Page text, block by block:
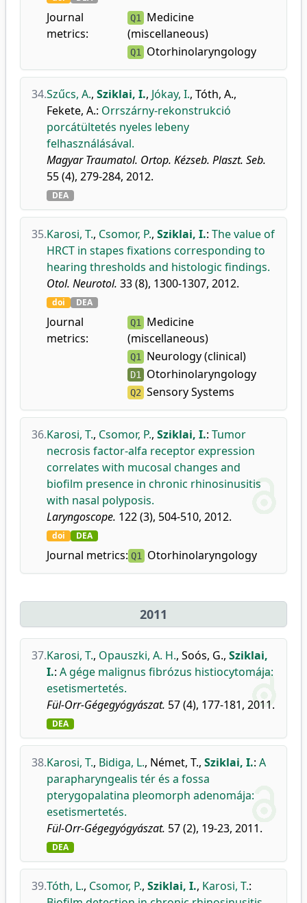
Journal
metrics:
Q1 Medicine
(miscellaneous)
Q1 Otorhinolaryngology
34.Szűcs, A., Sziklai, I., Jókay, I., Tóth, A.,
Fekete, A.: Orrszárny-rekonstrukció
porcátültetés nyeles lebeny
felhasználásával.
Magyar Traumatol. Ortop. Kézseb. Plaszt. Seb.
55 (4), 279-284, 2012.
DEA
35.Karosi, T., Csomor, P., Sziklai, I.: The value of
HRCT in stapes fixations corresponding to
hearing thresholds and histologic findings.
Otol. Neurotol. 33 (8), 1300-1307, 2012.
doi DEA
Journal
metrics:
Q1 Medicine
(miscellaneous)
Q1 Neurology (clinical)
D1 Otorhinolaryngology
Q2 Sensory Systems
36.Karosi, T., Csomor, P., Sziklai, I.: Tumor
necrosis factor-alfa receptor expression
correlates with mucosal changes and
biofilm presence in chronic rhinosinusitis
with nasal polyposis.
Laryngoscope. 122 (3), 504-510, 2012.
doi DEA
Journal metrics: Q1 Otorhinolaryngology
2011
37.Karosi, T., Opauszki, A. H., Soós, G., Sziklai,
I.: A gége malignus fibrózus histiocytomája:
esetismertetés.
Fül-Orr-Gégegyógyászat. 57 (4), 177-181, 2011.
DEA
38.Karosi, T., Bidiga, L., Német, T., Sziklai, I.: A
parapharyngealis tér és a fossa
pterygopalatina pleomorph adenomája:
esetismertetés.
Fül-Orr-Gégegyógyászat. 57 (2), 19-23, 2011.
DEA
39.Tóth, L., Csomor, P., Sziklai, I., Karosi, T.: